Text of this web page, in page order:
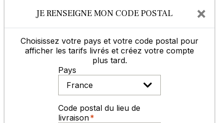
JE RENSEIGNE MON CODE POSTAL ×
Choisissez votre pays et votre code postal pour
afficher les tarifs livrés et créez votre compte
plus tard.
Pays
Code postal du lieu de
livraison